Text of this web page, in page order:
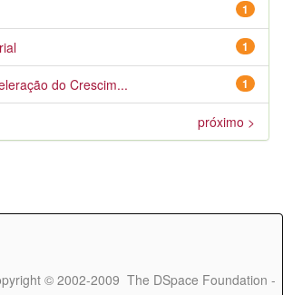
1
1
1
do Crescim...
próximo >
© 2002-2009 The DSpace Foundation -